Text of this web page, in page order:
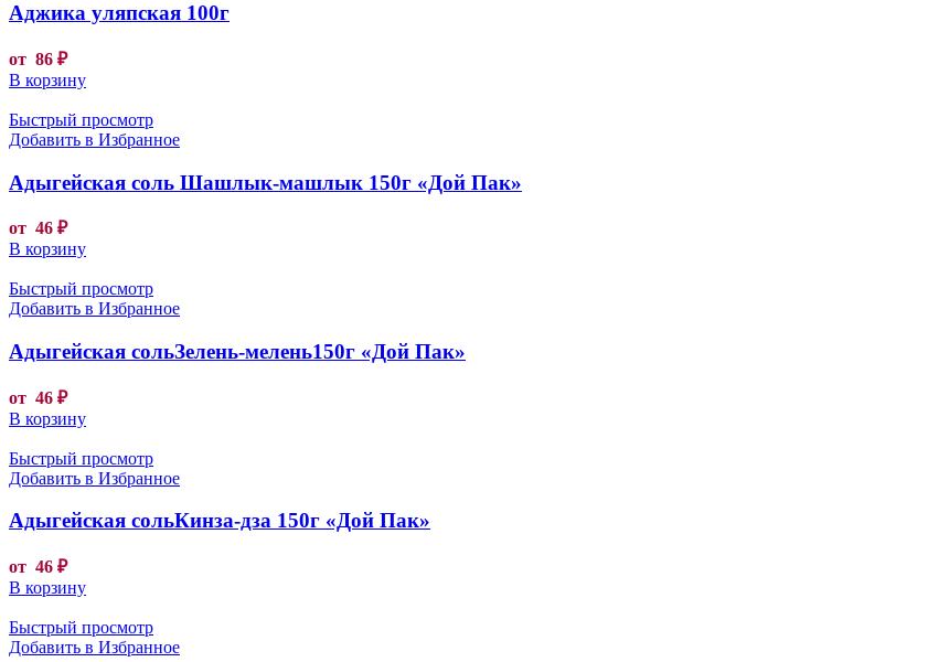
Аджика уляпская 100г
от 86 ₽
В корзину
Быстрый просмотр
Добавить в Избранное
Адыгейская соль Шашлык-машлык 150г «Дой Пак»
от 46 ₽
В корзину
Быстрый просмотр
Добавить в Избранное
Адыгейская сольЗелень-мелень150г «Дой Пак»
от 46 ₽
В корзину
Быстрый просмотр
Добавить в Избранное
Адыгейская сольКинза-дза 150г «Дой Пак»
от 46 ₽
В корзину
Быстрый просмотр
Добавить в Избранное